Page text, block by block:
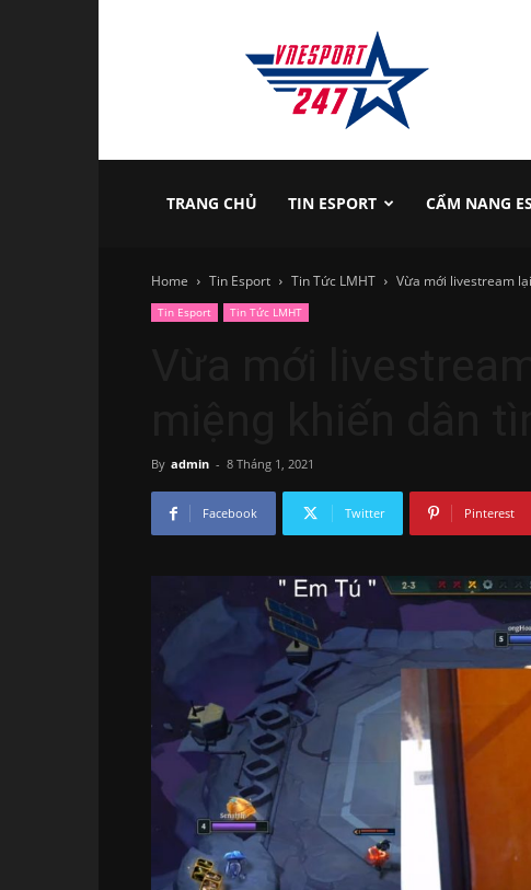
vnesport247
TRANG CHỦ TIN ESPORT CẨM NANG
Home Tin Esport Tin Tức LMHT Vừa mới livestream
Tin Esport Tin Tức LMHT
By admin - 8 Tháng 1, 2021
Facebook Twitter Pinterest